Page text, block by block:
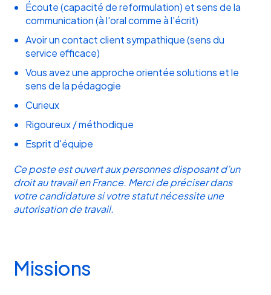
Écoute (capacité de reformulation) et sens de la
communication (à l'oral comme à l'écrit)
Avoir un contact client sympathique (sens du
service efficace)
Vous avez une approche orientée solutions et le
sens de la pédagogie
Curieux
Rigoureux / méthodique
Esprit d'équipe
Ce poste est ouvert aux personnes disposant d’un
droit au travail en France. Merci de préciser dans
votre candidature si votre statut nécessite une
autorisation de travail.
Missions